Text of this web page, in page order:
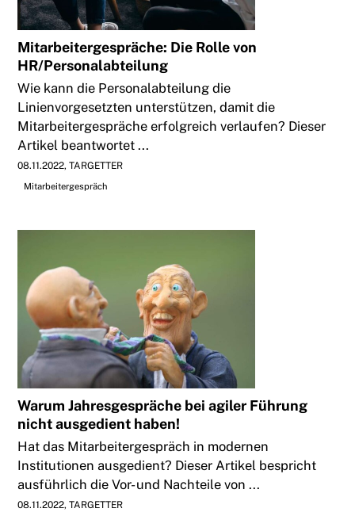
Mitarbeitergespräche: Die Rolle von
HR/Personalabteilung
Wie kann die Personalabteilung die
Linienvorgesetzten unterstützen, damit die
Mitarbeitergespräche erfolgreich verlaufen? Dieser
Artikel beantwortet ...
08.11.2022 TARGETTER
Mitarbeitergespräch
Warum Jahresgespräche bei agiler Führung
nicht ausgedient haben!
Hat das Mitarbeitergespräch in modernen
Institutionen ausgedient? Dieser Artikel bespricht
ausführlich die Vor- und Nachteile von ...
08.11.2022 TARGETTER